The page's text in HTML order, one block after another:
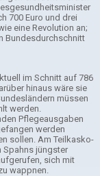
700 Euro und drei
eine Revolution an;
Bundesdurchschnitt
im Schnitt auf 786
hinaus wäre sie
müssen
werden.
Pflegeausgaben
werden
sollen. Am Teilkasko-
Spahns jüngster
sich mit
wappnen.